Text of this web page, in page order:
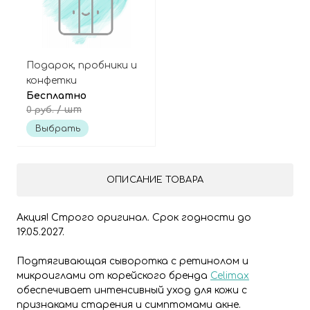
Подарок, пробники и
конфетки
Бесплатно
0 руб./ шт
Выбрать
ОПИСАНИЕ ТОВАРА
Акция! Строго оригинал. Срок годности до
19.05.2027.
Подтягивающая сыворотка с ретинолом и
микроиглами от корейского бренда Celimax
обеспечивает интенсивный уход для кожи с
признаками старения и симптомами акне.